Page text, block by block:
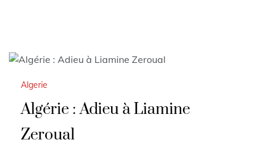
Algerie
Algérie : Adieu à Liamine
Zeroual